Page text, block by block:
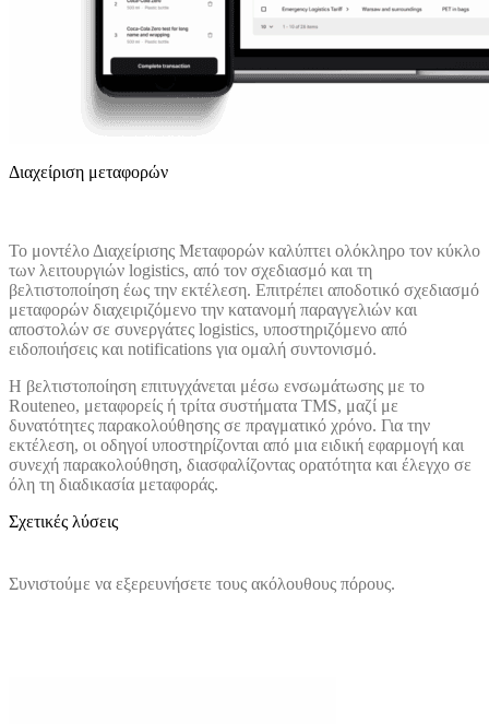
Διαχείριση μεταφορών
Το μοντέλο Διαχείρισης Μεταφορών καλύπτει ολόκληρο τον κύκλο
των λειτουργιών logistics, από τον σχεδιασμό και τη
βελτιστοποίηση έως την εκτέλεση. Επιτρέπει αποδοτικό σχεδιασμό
μεταφορών διαχειριζόμενο την κατανομή παραγγελιών και
αποστολών σε συνεργάτες logistics, υποστηριζόμενο από
ειδοποιήσεις και notifications για ομαλή συντονισμό.
Η βελτιστοποίηση επιτυγχάνεται μέσω ενσωμάτωσης με το
Routeneo, μεταφορείς ή τρίτα συστήματα TMS, μαζί με
δυνατότητες παρακολούθησης σε πραγματικό χρόνο. Για την
εκτέλεση, οι οδηγοί υποστηρίζονται από μια ειδική εφαρμογή και
συνεχή παρακολούθηση, διασφαλίζοντας ορατότητα και έλεγχο σε
όλη τη διαδικασία μεταφοράς.
Σχετικές λύσεις
Συνιστούμε να εξερευνήσετε τους ακόλουθους πόρους.